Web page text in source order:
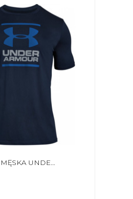
KOSZULKA MĘSKA UNDER ARMOUR GL FOUNDATION SS T GRANATOWA 1326849 408